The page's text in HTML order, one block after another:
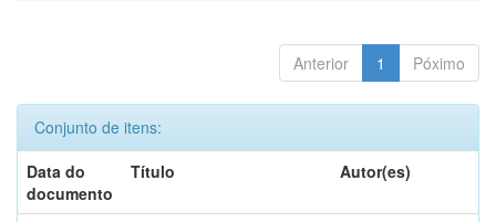
Anterior 1 Póximo
Conjunto de itens:
Data do
documento
Título Autor(es)